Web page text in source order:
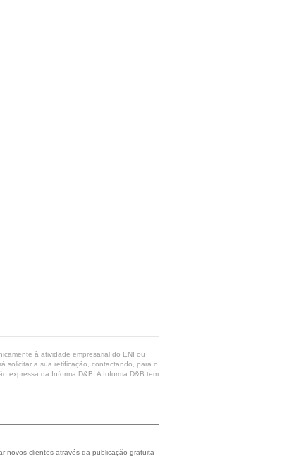
à atividade empresarial do ENI ou
solicitar a sua retificação, contactando, para o
expressa da Informa D&B. A Informa D&B tem
novos clientes através da publicação gratuita